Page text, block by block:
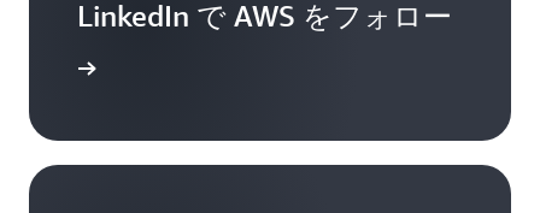
LinkedIn で AWS をフォロー